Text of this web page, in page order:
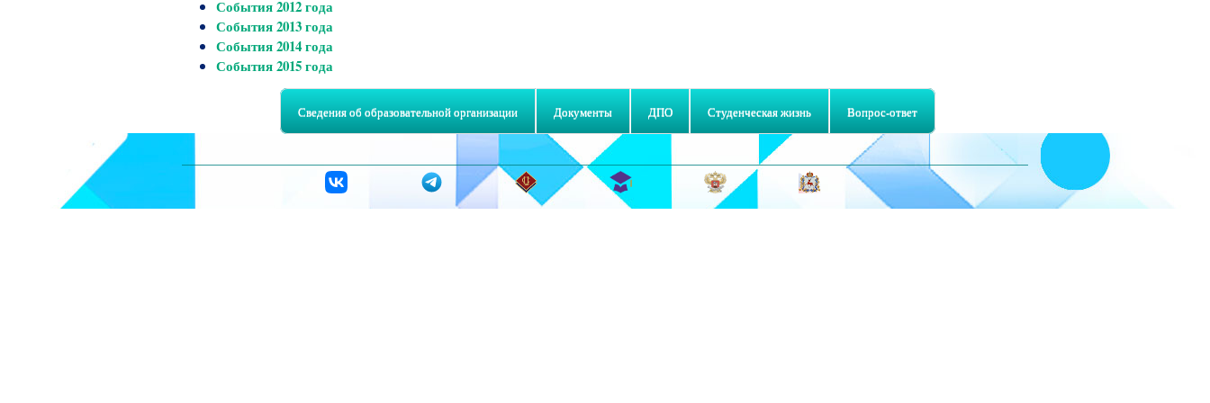
События 2012 года
События 2013 года
События 2014 года
События 2015 года
Сведения об образовательной организации Документы ДПО Студенческая жизнь Вопрос-ответ